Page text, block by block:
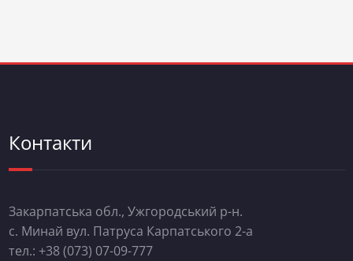
Контакти
Закарпатська обл., Ужгородський р-н.
с. Минай вул. Патруса Карпатського 2-а
тел.: +38 (073) 07-09-777